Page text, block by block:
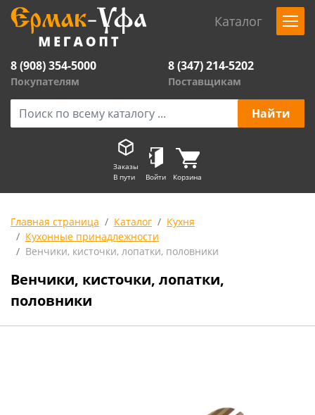
Каталог
8 (908) 354-5000
Покупателям
8 (347) 214-5202
Поставщикам
Заказы
В пути
Войти Корзина
Главная страница Каталог
Кухня
Кухонные принадлежности
Венчики, кисточки, лопатки, половники
Венчики, кисточки, лопатки,
половники